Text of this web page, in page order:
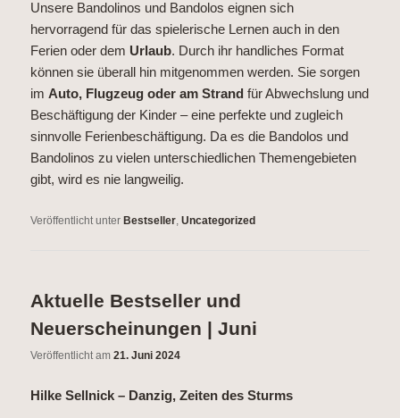
Unsere Bandolinos und Bandolos eignen sich
hervorragend für das spielerische Lernen auch in den
Ferien oder dem Urlaub. Durch ihr handliches Format
können sie überall hin mitgenommen werden. Sie sorgen
imAuto, Flugzeug oder am Strandfür Abwechslung und
Beschäftigung der Kinder – eine perfekte und zugleich
sinnvolle Ferienbeschäftigung. Da es die Bandolos und
Bandolinos zu vielen unterschiedlichen Themengebieten
gibt, wird es nie langweilig.
Veröffentlicht unter Bestseller,Uncategorized
Aktuelle Bestseller und
Neuerscheinungen | Juni
Veröffentlicht am21. Juni 2024
Hilke Sellnick – Danzig, Zeiten des Sturms